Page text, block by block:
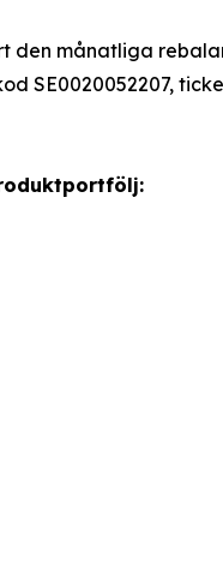
månatliga
SE0020052207,